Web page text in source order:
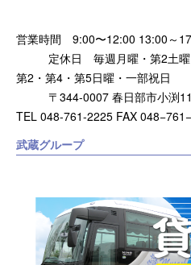
営業時間 9:00〜12:00 13:00～
定休日 毎週月曜・第2土曜
第2・第4・第5日曜・一部祝日
〒344-0007 春日部市小渕
TEL 048-761-2225 FAX
武蔵グループ